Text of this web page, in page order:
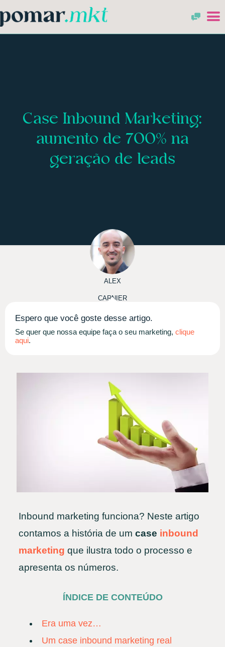
Case Inbound Marketing:
aumento de 700% na
geração de leads
ALEX
CARNIER
Espero que você goste desse artigo.
Se quer que nossa equipe faça o seu marketing, clique
aqui.
Inbound marketing funciona? Neste artigo
contamos a história de um case inbound
marketing que ilustra todo o processo e
apresenta os números.
ÍNDICE DE CONTEÚDO
Era uma vez…
Um case inbound marketing real